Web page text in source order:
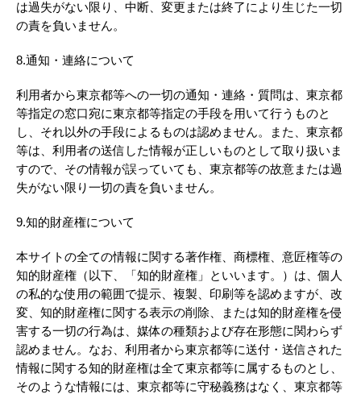
は過失がない限り、中断、変更または終了により生じた一切
の責を負いません。
8.通知・連絡について
利用者から東京都等への一切の通知・連絡・質問は、東京都
等指定の窓口宛に東京都等指定の手段を用いて行うものと
し、それ以外の手段によるものは認めません。また、東京都
等は、利用者の送信した情報が正しいものとして取り扱いま
すので、その情報が誤っていても、東京都等の故意または過
失がない限り一切の責を負いません。
9.知的財産権について
本サイトの全ての情報に関する著作権、商標権、意匠権等の
知的財産権（以下、「知的財産権」といいます。）は、個人
の私的な使用の範囲で提示、複製、印刷等を認めますが、改
変、知的財産権に関する表示の削除、または知的財産権を侵
害する一切の行為は、媒体の種類および存在形態に関わらず
認めません。なお、利用者から東京都等に送付・送信された
情報に関する知的財産権は全て東京都等に属するものとし、
そのような情報には、東京都等に守秘義務はなく、東京都等